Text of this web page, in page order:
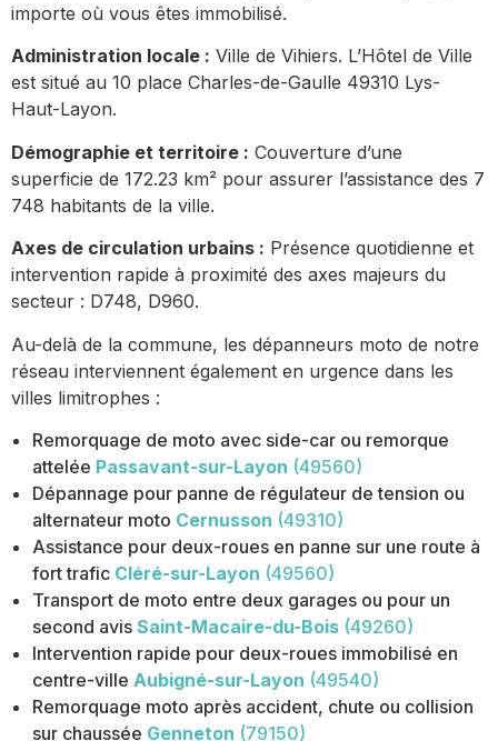
importe où vous êtes immobilisé.
Administration locale : Ville de Vihiers. L’Hôtel de Ville
est situé au 10 place Charles-de-Gaulle 49310 Lys-
Haut-Layon.
Démographie et territoire : Couverture d’une
superficie de 172.23 km² pour assurer l’assistance des 7
748 habitants de la ville.
Axes de circulation urbains : Présence quotidienne et
intervention rapide à proximité des axes majeurs du
secteur : D748, D960.
Au-delà de la commune, les dépanneurs moto de notre
réseau interviennent également en urgence dans les
villes limitrophes :
Remorquage de moto avec side-car ou remorque
attelée Passavant-sur-Layon (49560)
Dépannage pour panne de régulateur de tension ou
alternateur moto Cernusson (49310)
Assistance pour deux-roues en panne sur une route à
fort trafic Cléré-sur-Layon (49560)
Transport de moto entre deux garages ou pour un
second avis Saint-Macaire-du-Bois (49260)
Intervention rapide pour deux-roues immobilisé en
centre-ville Aubigné-sur-Layon (49540)
Remorquage moto après accident, chute ou collision
sur chaussée Genneton (79150)